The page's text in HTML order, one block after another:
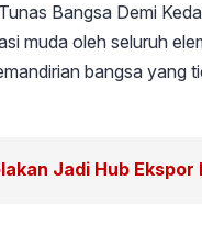
Bangsa Demi
muda oleh seluruh
bangsa yang
Jadi Hub Ekspor